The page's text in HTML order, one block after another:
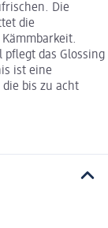
Die
die
das Glossing
ist eine
bis zu acht